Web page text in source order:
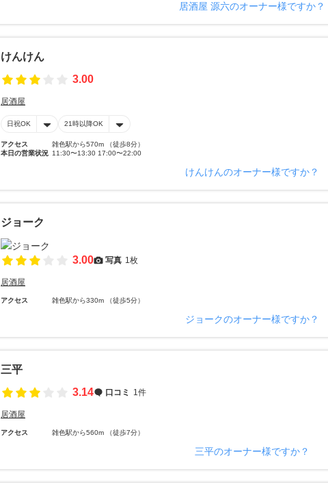
居酒屋 源六のオーナー様ですか？
けんけん
3.00
居酒屋
日祝OK 21時以降OK
アクセス
雑色駅から570m （徒歩8分）
本日の営業状況 11:30〜13:30 17:00〜22:00
けんけんのオーナー様ですか？
ジョーク
3.00 写真 1枚
居酒屋
アクセス 雑色駅から330m （徒歩5分）
ジョークのオーナー様ですか？
三平
3.14
口コミ 1件
居酒屋
アクセス 雑色駅から560m （徒歩7分）
三平のオーナー様ですか？